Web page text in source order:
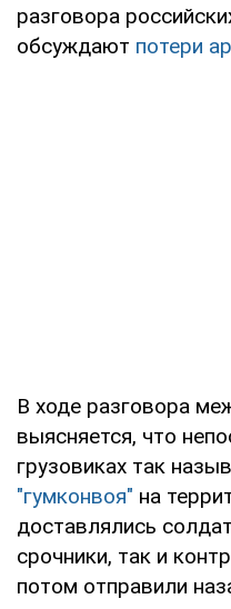
разговора
обсуждают потери
В ходе разговора
выясняется, что
грузовиках так
"гумконвоя" на
доставлялись
срочники, так и
потом отправили